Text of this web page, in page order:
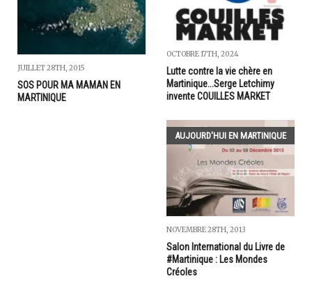
JUILLET 28TH, 2015
SOS POUR MA MAMAN EN
MARTINIQUE
OCTOBRE 17TH, 2024
Lutte contre la vie chère en
Martinique...Serge Letchimy
invente COUILLES MARKET
AUJOURD'HUI EN MARTINIQUE
NOVEMBRE 28TH, 2013
Salon International du Livre de
#Martinique : Les Mondes
Créoles